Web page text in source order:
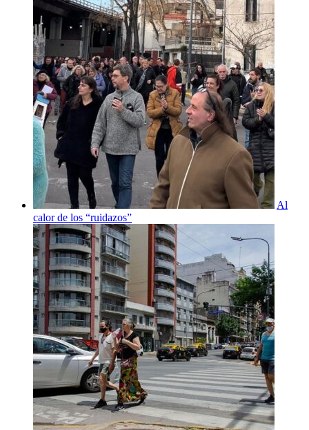
Al
calor de los “ruidazos”